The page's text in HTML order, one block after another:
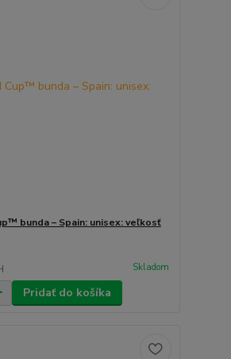
bunda – Spain: unisex: veľkosť
Skladom
Pridať do košíka